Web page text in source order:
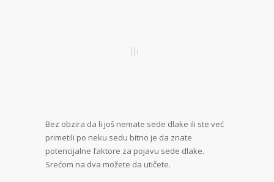
Bez obzira da li još nemate sede dlake ili ste već
primetili po neku sedu bitno je da znate
potencijalne faktore za pojavu sede dlake.
Srećom na dva možete da utičete.